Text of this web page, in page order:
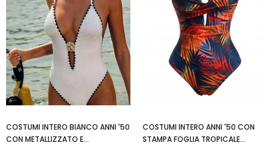
COSTUMI INTERO BIANCO ANNI '50
CON METALLIZZATO E
COSTUMI INTERO ANNI '50 CON
STAMPA FOGLIA TROPICALE